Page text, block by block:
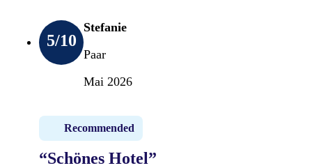
5/10
Stefanie
Paar
Mai 2026
Recommended
“Schönes Hotel”